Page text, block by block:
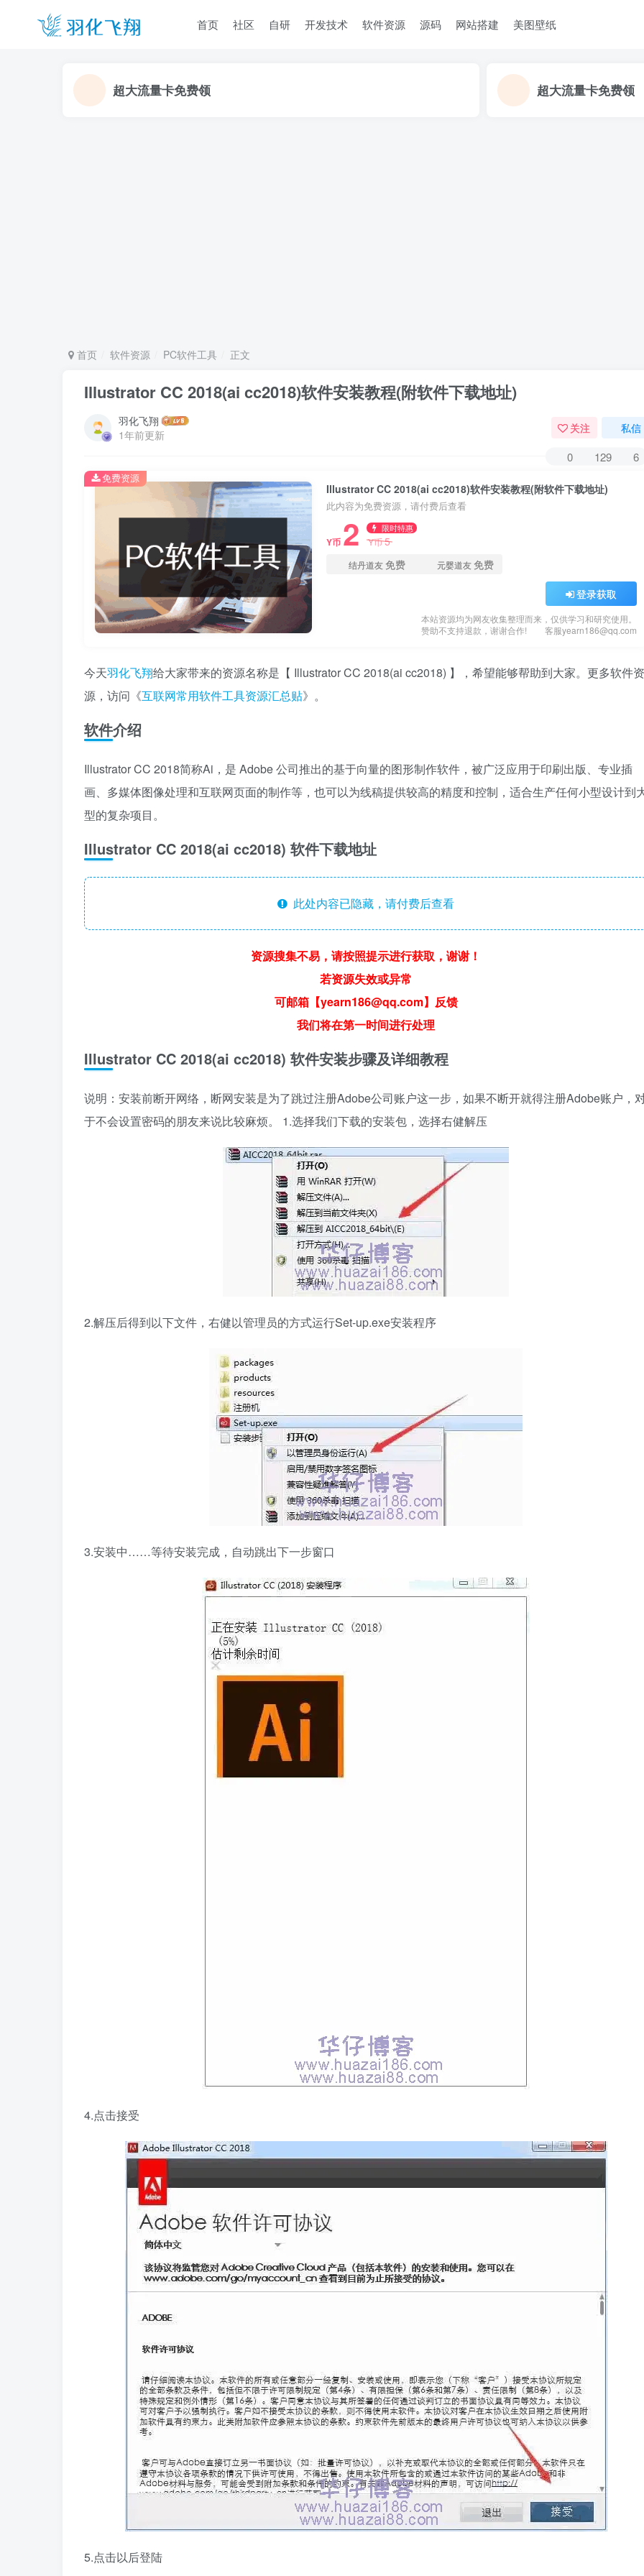
首页 社区 自研 开发技术 软件资源 源码 网站搭建 美图壁纸
超大流量卡免费领 超大流量卡免费领
首页 软件资源 PC软件工具 正文
Illustrator CC 2018(ai cc2018)软件安装教程(附软件下载地址)
羽化飞翔
1年前更新
关注 私信
0 129 6
Illustrator CC 2018(ai cc2018)软件安装教程(附软件下载地址)
此内容为免费资源，请付费后查看
Y币 2 限时特惠
Y币5
结丹道友免费 元婴道友免费
登录获取
本站资源均为网友收集整理而来，仅供学习和研究使用。
赞助不支持退款，谢谢合作!
客服yearn186@qq.com
免费资源
今天羽化飞翔给大家带来的资源名称是【 Illustrator CC 2018(ai cc2018) 】，希望能够帮助到大家。更多软件资
源，访问《互联网常用软件工具资源汇总贴》。
软件介绍
Illustrator CC 2018简称Ai，是 Adobe 公司推出的基于向量的图形制作软件，被广泛应用于印刷出版、专业插
画、多媒体图像处理和互联网页面的制作等，也可以为线稿提供较高的精度和控制，适合生产任何小型设计到
型的复杂项目。
Illustrator CC 2018(ai cc2018) 软件下载地址
此处内容已隐藏，请付费后查看
资源搜集不易，请按照提示进行获取，谢谢！
若资源失效或异常
可邮箱【yearn186@qq.com】反馈
我们将在第一时间进行处理
Illustrator CC 2018(ai cc2018) 软件安装步骤及详细教程
说明：安装前断开网络，断网安装是为了跳过注册Adobe公司账户这一步，如果不断开就得注册Adobe账户，
于不会设置密码的朋友来说比较麻烦。 1.选择我们下载的安装包，选择右健解压
2.解压后得到以下文件，右健以管理员的方式运行Set-up.exe安装程序
3.安装中……等待安装完成，自动跳出下一步窗口
4.点击接受
5.点击以后登陆